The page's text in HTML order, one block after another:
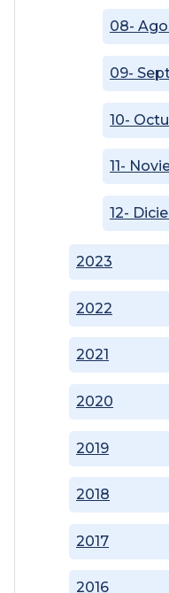
2016
2017
2018
2019
2020
2021
2022
2023
08-
09-
10-
11-
12-